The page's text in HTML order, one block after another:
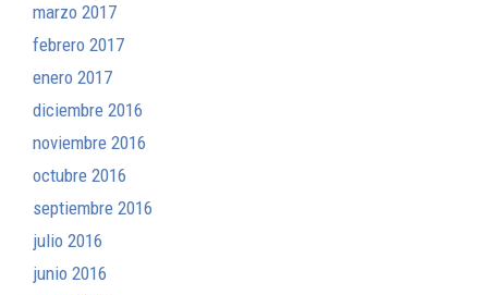
marzo 2017
febrero 2017
enero 2017
diciembre 2016
noviembre 2016
octubre 2016
septiembre 2016
julio 2016
junio 2016